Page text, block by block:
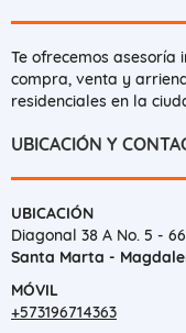
Te ofrecemos
compra, venta y
residenciales en la
UBICACIÓN Y
UBICACIÓN
Diagonal 38 A No. 5 -
Santa Marta -
MÓVIL
+573196714363